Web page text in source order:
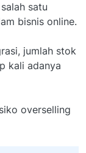
satu
bisnis online.
jumlah stok
kali adanya
overselling